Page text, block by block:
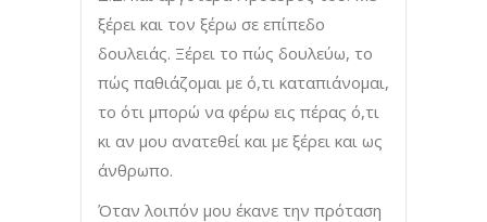
ξέρει και τον ξέρω σε επίπεδο
δουλειάς. Ξέρει το πώς δουλεύω, το
πώς παθιάζομαι με ό,τι καταπιάνομαι,
το ότι μπορώ να φέρω εις πέρας ό,τι
κι αν μου ανατεθεί και με ξέρει και ως
άνθρωπο.
Όταν λοιπόν μου έκανε την πρόταση